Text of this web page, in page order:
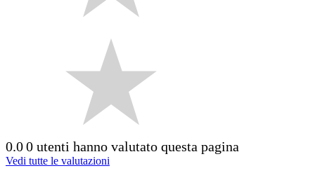
0.00 utenti hanno valutato questa pagina
Vedi tutte le valutazioni